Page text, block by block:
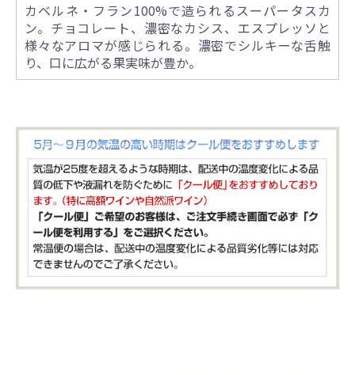
カベルネ・フラン100%で造られるスーパータスカ
ン。チョコレート、濃密なカシス、エスプレッソと
様々なアロマが感じられる。濃密でシルキーな舌触
り、口に広がる果実味が豊か。